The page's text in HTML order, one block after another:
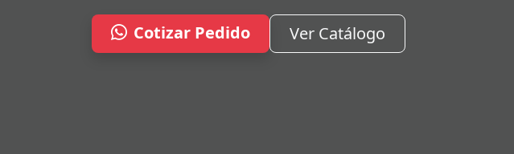
Cotizar Pedido Ver Catálogo